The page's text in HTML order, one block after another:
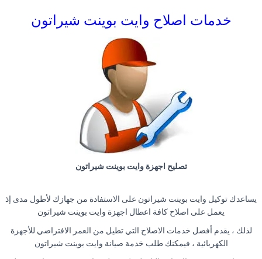
خدمات اصلاح وايت بوينت شيراتون
تصليح اجهزة وايت بوينت شيراتون
يساعدك توكيل وايت بوينت شيراتون على الاستفادة من جهازك لأطول مدى إذ
يعمل على اصلاح كافة اعطال اجهزة وايت بوينت شيراتون
لذلك ، يقدم أفضل خدمات الاصلاح التي تطيل من العمر الافتراضي للأجهزة
الكهربائية ، فيمكنك طلب خدمة صيانة وايت بوينت شيراتون